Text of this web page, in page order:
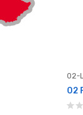
02-
02